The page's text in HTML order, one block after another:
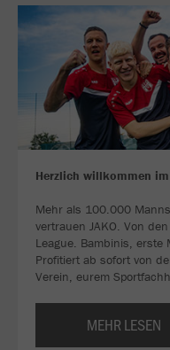
Herzlich willkommen im
Mehr als 100.000
vertrauen JAKO. Von
League. Bambinis,
Profitiert ab sofort von
Verein, eurem
MEHR LESEN